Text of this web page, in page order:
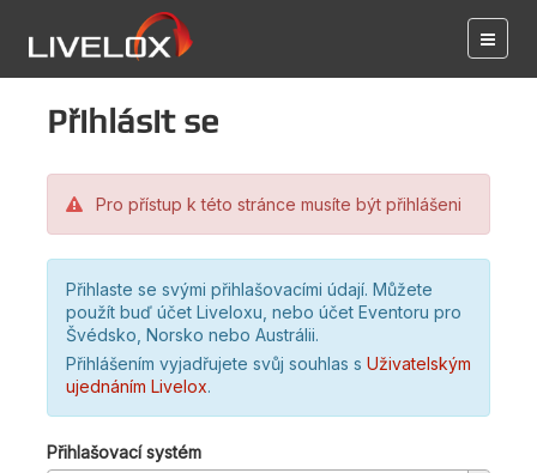
Přihlásit se
Pro přístup k této stránce musíte být přihlášeni
Přihlaste se svými přihlašovacími údají. Můžete
použít buď účet Liveloxu, nebo účet Eventoru pro
Švédsko, Norsko nebo Austrálii.
Přihlášením vyjadřujete svůj souhlas s Uživatelským
ujednáním Livelox.
Přihlašovací systém